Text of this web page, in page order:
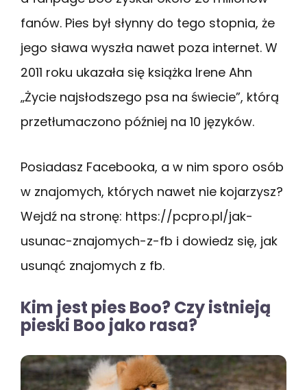
fanów. Pies był słynny do tego stopnia, że
jego sława wyszła nawet poza internet. W
2011 roku ukazała się książka Irene Ahn
„Życie najsłodszego psa na świecie”, którą
przetłumaczono później na 10 języków.
Posiadasz Facebooka, a w nim sporo osób
w znajomych, których nawet nie kojarzysz?
Wejdź na stronę: https://pcpro.pl/jak-
usunac-znajomych-z-fb i dowiedz się, jak
usunąć znajomych z fb.
Kim jest pies Boo? Czy istnieją
pieski Boo jako rasa?